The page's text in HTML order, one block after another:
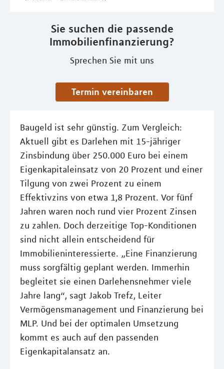
Sie suchen die passende
Immobilienfinanzierung?
Sprechen Sie mit uns
Termin vereinbaren
Baugeld ist sehr günstig. Zum Vergleich:
Aktuell gibt es Darlehen mit 15-jähriger
Zinsbindung über 250.000 Euro bei einem
Eigenkapitaleinsatz von 20 Prozent und einer
Tilgung von zwei Prozent zu einem
Effektivzins von etwa 1,8 Prozent. Vor fünf
Jahren waren noch rund vier Prozent Zinsen
zu zahlen. Doch derzeitige Top-Konditionen
sind nicht allein entscheidend für
Immobilieninteressierte. „Eine Finanzierung
muss sorgfältig geplant werden. Immerhin
begleitet sie einen Darlehensnehmer viele
Jahre lang“, sagt Jakob Trefz, Leiter
Vermögensmanagement und Finanzierung bei
MLP. Und bei der optimalen Umsetzung
kommt es auch auf den passenden
Eigenkapitalansatz an.